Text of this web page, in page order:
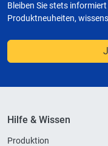
Bleiben Sie stets
Produktneuheiten,
Hilfe & Wissen
Produktion